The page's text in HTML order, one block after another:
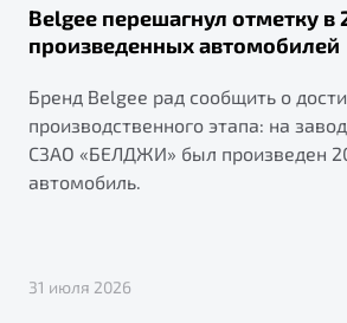
Belgee перешагнул отметку в
произведенных автомобилей
Бренд Belgee рад сообщить о
производственного этапа: на
СЗАО «БЕЛДЖИ» был произведен
автомобиль.
31 июля 2026